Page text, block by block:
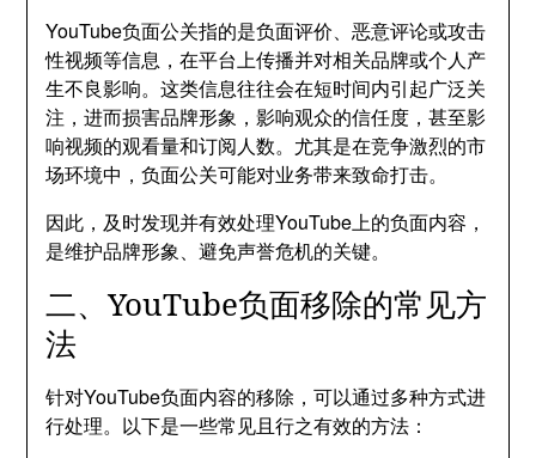
YouTube负面公关指的是负面评价、恶意评论或攻击
性视频等信息，在平台上传播并对相关品牌或个人产
生不良影响。这类信息往往会在短时间内引起广泛关
注，进而损害品牌形象，影响观众的信任度，甚至影
响视频的观看量和订阅人数。尤其是在竞争激烈的市
场环境中，负面公关可能对业务带来致命打击。
因此，及时发现并有效处理YouTube上的负面内容，
是维护品牌形象、避免声誉危机的关键。
二、YouTube负面移除的常见方
法
针对YouTube负面内容的移除，可以通过多种方式进
行处理。以下是一些常见且行之有效的方法：